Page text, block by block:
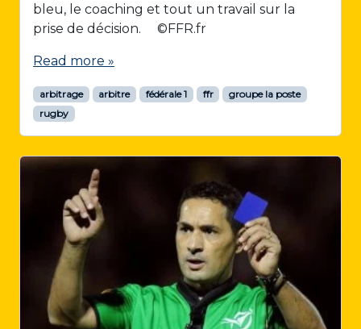
bleu, le coaching et tout un travail sur la
prise de décision. ©FFR.fr
Read more »
arbitrage arbitre fédérale 1 ffr
groupe la poste
rugby